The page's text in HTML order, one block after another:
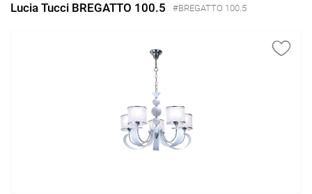
Lucia Tucci BREGATTO 100.5 #BREGATTO 100.5